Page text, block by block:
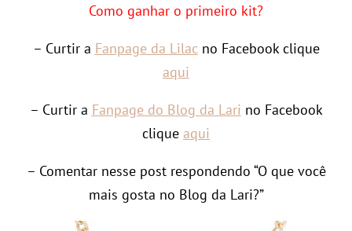
Como ganhar o primeiro kit?
– Curtir a Fanpage da Lilacno Facebook clique
aqui
– Curtir a Fanpage do Blog da Lari no Facebook
clique aqui
– Comentar nesse post respondendo “O que você
mais gosta no Blog da Lari?”